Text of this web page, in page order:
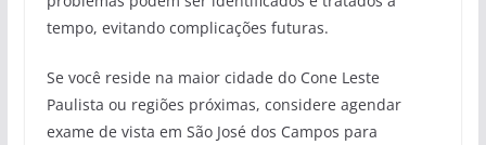
tempo, evitando complicações futuras.
Se você reside na maior cidade do Cone Leste
Paulista ou regiões próximas, considere agendar
exame de vista em São José dos Campos para